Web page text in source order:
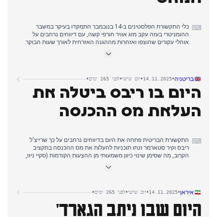
⌨
כלי התקשורת הפלסטינים ב-14 בנובמבר התמקדו בעיקר במשבר
ההומניטרי בעזה עקב מזג אוויר חורפי קשה, עם דיווחים נרחבים על
אוהלי עקורים שהוצפו ואזהרות מההגנה האזרחית לאורך שעות הבוקר
התעצמו, כאשר רוסיה קראה תיגר על טיוטת החלטה אמריקאית במועצת
ישירה עם בכיר חמאס ח'ליל אל-חיה. התפתחות זו דחקה הצידה חששות
קודמים לגבי פעולות צבאיות ישראליות והרחבת התנחלויות, והדגישה
נתיב דיפלומטי פוטנציאלי חדש לעתיד עזה.
בריטניה•
14.11.2025
•יום שישי•לפני 265 ימים •
היום בו ריבס ביטלה את
העלאת מס ההכנסה
⌨ התקשורת הבריטית פתחה את היום בדיווחים נרחבים על כך שרייצ'ל
ריבס וקיר סטארמר זנחו תוכניות להעלות את מס ההכנסה בתקציב
הקרוב, מה שסימן שינוי כיוון משמעותי מן ההצעות הקודמות (סקיי ניוז,
רקע דרישות פיצויים (הגרדיאן, האינדיפנדנט, המירור).
חוסר ודאות (דיילי מייל, האינדיפנדנט, סקיי ניוז). ניתוח נוסף העלה כי
איראן•
14.11.2025
•יום שישי•לפני 265 ימים •
היום שבו ניתב הגארד'